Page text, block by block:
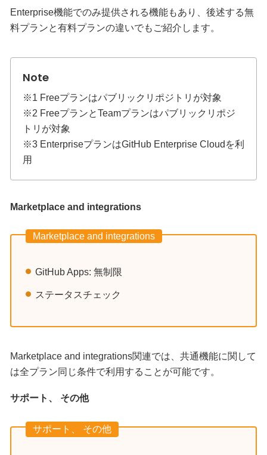
Enterprise機能でのみ提供される機能もあり、後述する無
料プランと有料プランの違いでもご紹介します。
※1 Freeプランはパブリックリポジトリが対象
※2 FreeプランとTeamプランはパブリックリポジ
トリが対象
※3 EnterpriseプランはGitHub Enterprise Cloudを利
用
Marketplace and integrations
Marketplace and integrations
GitHub Apps: 無制限
ステータスチェック
Marketplace and integrations関連では、共通機能に関して
は全プラン同じ条件で利用することが可能です。
サポート、 その他
サポート、 その他